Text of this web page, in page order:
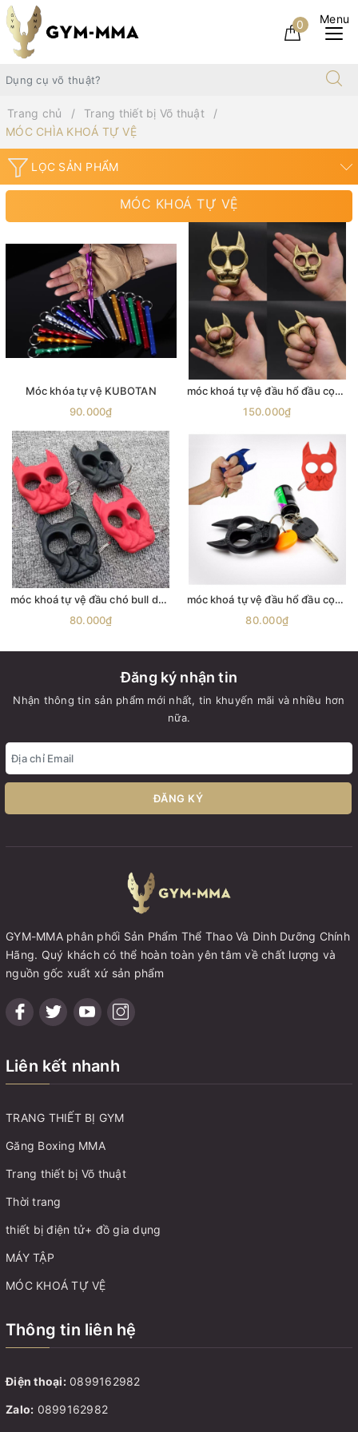
0
Trang chủ
Trang thiết bị Võ thuật
MÓC CHÌA KHOÁ TỰ VỆ
LỌC SẢN PHẨM
MÓC KHOÁ TỰ VỆ
Móc khóa tự vệ KUBOTAN
90.000₫
móc khoá tự vệ đầu hổ đầu cọp mặt hổ mặt cọp móc khoá hỗ trợ bảo hộ phụ kiện phòng thân đảm bảo an toàn cho bạn
150.000₫
móc khoá tự vệ đầu chó bull dog mặt chó bull dog móc khoá hỗ trợ bảo hộ phụ kiện phòng thân đảm bảo an toàn cho bạn
80.000₫
móc khoá tự vệ đầu hổ đầu cọp mặt hổ mặt cọp móc khoá hỗ trợ bảo hộ phụ kiện phòng thân đảm bảo an toàn cho bạn
80.000₫
Đăng ký nhận tin
Nhận thông tin sản phẩm mới nhất, tin khuyến mãi và nhiều hơn
nữa.
ĐĂNG KÝ
GYM-MMA phân phối Sản Phẩm Thể Thao Và Dinh Dưỡng Chính
Hãng. Quý khách có thể hoàn toàn yên tâm về chất lượng và
nguồn gốc xuất xứ sản phẩm
Liên kết nhanh
TRANG THIẾT BỊ GYM
Găng Boxing MMA
Trang thiết bị Võ thuật
Thời trang
thiết bị điện tử+ đồ gia dụng
MÁY TẬP
MÓC KHOÁ TỰ VỆ
Thông tin liên hệ
Điện thoại: 0899162982
Zalo: 0899162982